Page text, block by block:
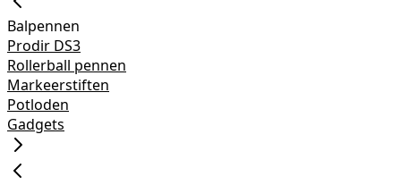
Balpennen
Prodir DS3
Rollerball pennen
Markeerstiften
Potloden
Gadgets